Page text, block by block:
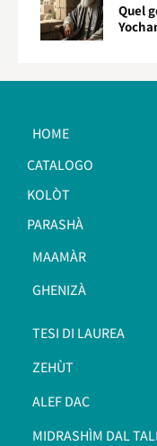
Quel
HOME
CATALOGO
KOLÒT
PARASHÀ
MAAMÀR
GHENIZÀ
TESI DI LAUREA
ZEHÙT
ALEF DAC
MIDRASHÌM DAL